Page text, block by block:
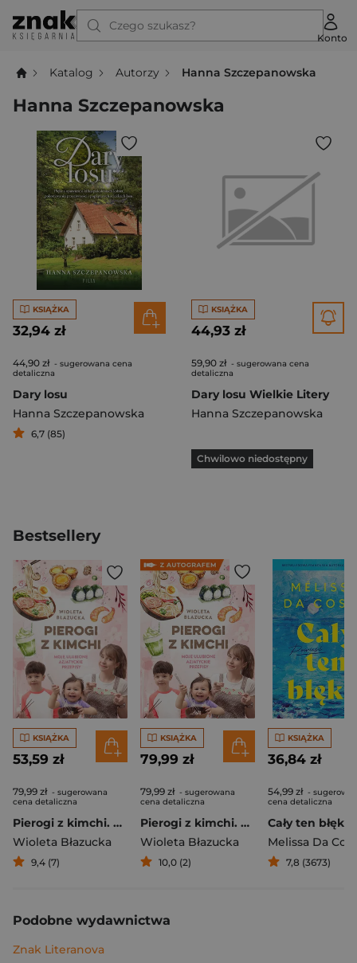
Czego szukasz?
Konto
Katalog Autorzy Hanna Szczepanowska
Hanna Szczepanowska
KSIĄŻKA
32,94 zł
44,90 zł - sugerowana cena
detaliczna
Dary losu
Hanna Szczepanowska
6,7 (85)
KSIĄŻKA
44,93 zł
59,90 zł - sugerowana cena
detaliczna
Dary losu Wielkie Litery
Hanna Szczepanowska
Chwilowo niedostępny
Bestsellery
KSIĄŻKA
53,59 zł
79,99 zł - sugerowana
cena detaliczna
Pierogi z kimchi. Moje ulubione azjatyckie przepisy
Wioleta Błazucka
9,4 (7)
KSIĄŻKA
79,99 zł
79,99 zł - sugerowana
cena detaliczna
Pierogi z kimchi. Moje ulubione azjatyckie przepisy - książka z autografem
Wioleta Błazucka
10,0 (2)
KSIĄŻKA
36,84 zł
54,99 zł -
cena detaliczna
Cały ten błękit
Melissa Da
7,8 (3673)
Podobne wydawnictwa
Znak Literanova